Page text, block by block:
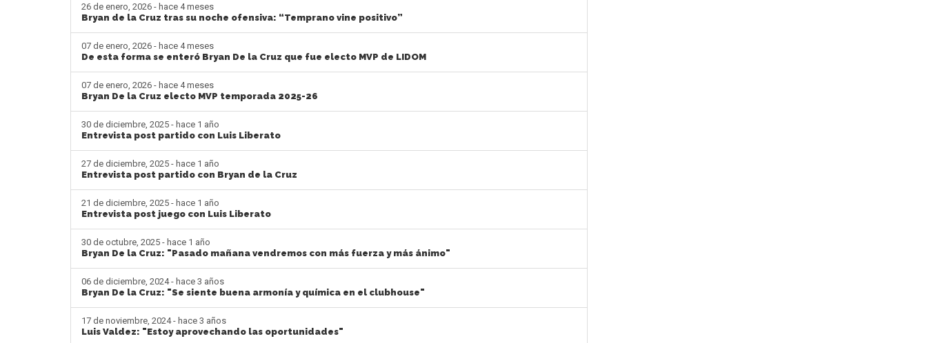
26 de enero, 2026 - hace 4 meses
Bryan de la Cruz tras su noche ofensiva: “Temprano vine positivo”
07 de enero, 2026 - hace 4 meses
De esta forma se enteró Bryan De la Cruz que fue electo MVP de LIDOM
07 de enero, 2026 - hace 4 meses
Bryan De la Cruz electo MVP temporada 2025-26
30 de diciembre, 2025 - hace 1 año
Entrevista post partido con Luis Liberato
27 de diciembre, 2025 - hace 1 año
Entrevista post partido con Bryan de la Cruz
21 de diciembre, 2025 - hace 1 año
Entrevista post juego con Luis Liberato
30 de octubre, 2025 - hace 1 año
Bryan De la Cruz: "Pasado mañana vendremos con más fuerza y más ánimo"
06 de diciembre, 2024 - hace 3 años
Bryan De la Cruz: "Se siente buena armonía y química en el clubhouse"
17 de noviembre, 2024 - hace 3 años
Luis Valdez: "Estoy aprovechando las oportunidades"